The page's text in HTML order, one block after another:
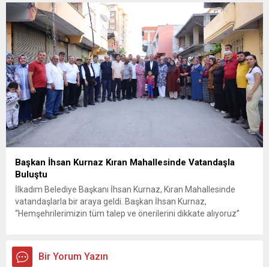
ilçesine...
Başkan İhsan Kurnaz Kıran Mahallesinde Vatandaşla
Buluştu
İlkadım Belediye Başkanı İhsan Kurnaz, Kıran Mahallesinde
vatandaşlarla bir araya geldi. Başkan İhsan Kurnaz,
“Hemşehrilerimizin tüm talep ve önerilerini dikkate alıyoruz”
sohbet eden, onların talep ve önerileri dinleyen Başkan İhsan
Kurnaz, gelen taleplerin çözümü için...
Bir Yorum Yazın